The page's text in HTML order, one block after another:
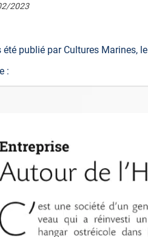
2023
été publié par Cultures Marines,
: